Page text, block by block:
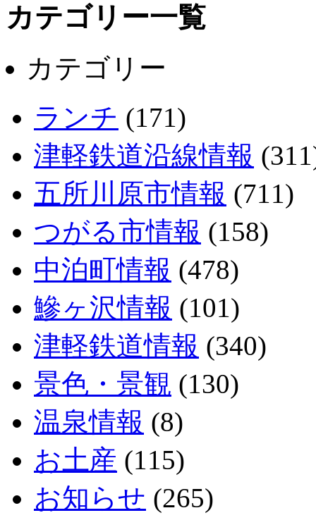
カテゴリー一覧
カテゴリー
ランチ (171)
津軽鉄道沿線情報
五所川原市情報 (711)
つがる市情報 (158)
中泊町情報 (478)
鰺ヶ沢情報 (101)
津軽鉄道情報 (340)
景色・景観 (130)
温泉情報 (8)
お土産 (115)
お知らせ (265)